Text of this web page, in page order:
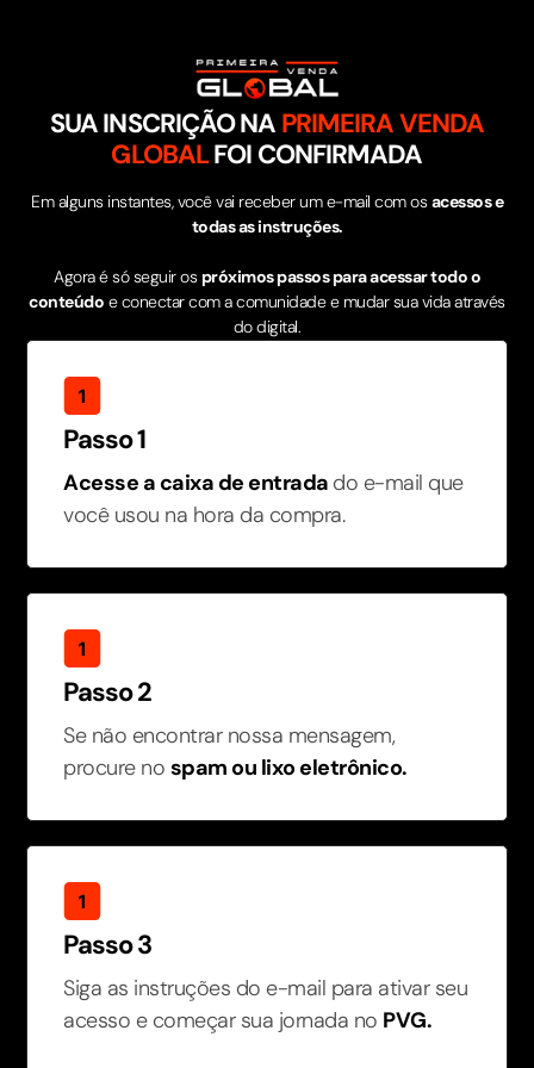
SUA INSCRIÇÃO NA PRIMEIRA VENDA
GLOBALFOI CONFIRMADA
Em alguns instantes, você vai receber um e-mail com osacessos e
todas as instruções.
Agora é só seguir os próximos passos para acessar todo o
conteúdo e conectar com a comunidade e mudar sua vida através
do digital.
Passo 1
Acesse a caixa de entrada do e-mail que
você usou na hora da compra.
Passo 2
Se não encontrar nossa mensagem,
procure no spam ou lixo eletrônico.
Passo 3
Siga as instruções do e-mail para ativar seu
acesso e começar sua jornada no PVG.